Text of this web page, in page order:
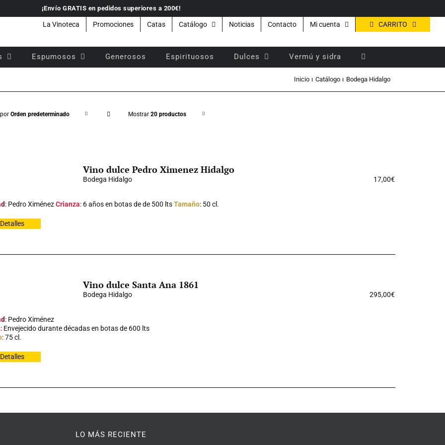
¡Envío GRATIS en pedidos superiores a 200€!
La Vinoteca Promociones Catas Catálogo Noticias Contacto Mi cuenta CARRITO
Espumosos Generosos Espirituosos Dulces Vermú y sidra
Inicio Catálogo Bodega Hidalgo
porOrden predeterminado Mostrar20 productos
Vino dulce Pedro Ximenez Hidalgo
Bodega Hidalgo 17,00€
: Pedro XiménezCrianza: 6 años en botas de de 500 ltsTamaño: 50 cl.
Detalles
Vino dulce Santa Ana 1861
Bodega Hidalgo 295,00€
: Pedro Ximénez
: Envejecido durante décadas en botas de 600 lts
: 75 cl.
Detalles
LO MÁS RECIENTE